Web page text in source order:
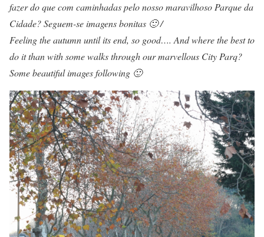
fazer do que com caminhadas pelo nosso maravilhoso Parque da
Cidade? Seguem-se imagens bonitas 🙂 /
Feeling the autumn until its end, so good…. And where the best to
do it than with some walks through our marvellous City Parq?
Some beautiful images following 🙂